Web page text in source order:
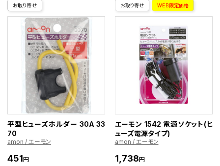
お取り寄せ
平型ヒューズホルダー 30A 33
70
amon / エーモン
451円
お取り寄せ WEB限定価格
エーモン 1542 電源ソケット(ヒ
ューズ電源タイプ)
amon / エーモン
1,738円